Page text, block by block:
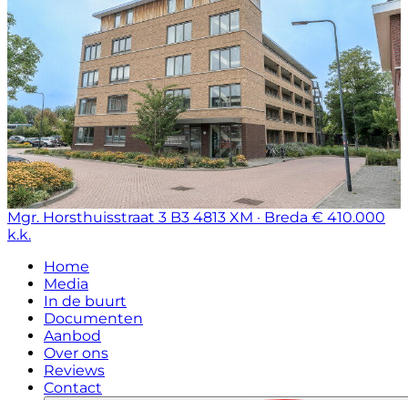
Mgr. Horsthuisstraat 3 B3 4813 XM · Breda € 410.000
k.k.
Home
Media
In de buurt
Documenten
Aanbod
Over ons
Reviews
Contact